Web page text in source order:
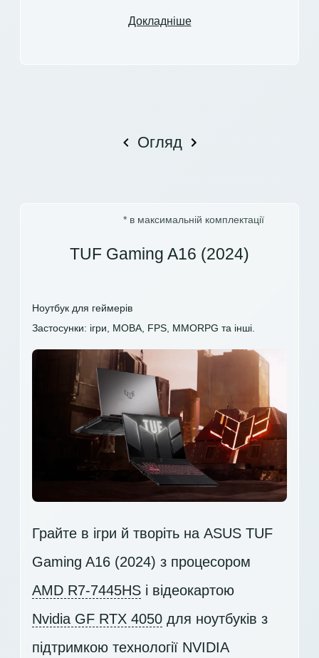
Докладніше
Огляд
* в максимальній комплектації
TUF Gaming A16 (2024)
Ноутбук для геймерів
Застосунки: ігри, MOBA, FPS, MMORPG та інші.
Грайте в ігри й творіть на ASUS TUF
Gaming A16 (2024) з процесором
AMD R7-7445HS і відеокартою
Nvidia GF RTX 4050 для ноутбуків з
підтримкою технології NVIDIA